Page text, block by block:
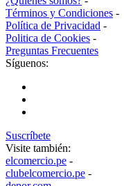
Términos y Condiciones -
Política de Privacidad -
Politica de Cookies -
Preguntas Frecuentes
Síguenos:
Suscríbete
Visite también:
elcomercio.pe -
clubelcomercio.pe -